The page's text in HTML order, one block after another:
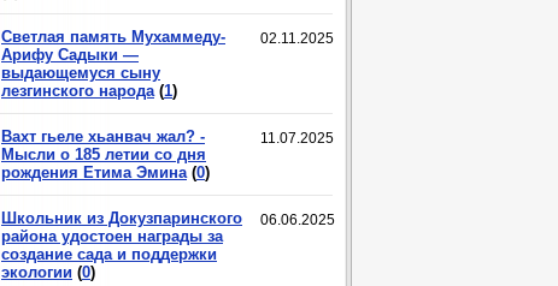
02.11.2025
Светлая память Мухаммеду-
Арифу Садыки —
выдающемуся сыну
лезгинского народа (1)
11.07.2025
Вахт гьеле хьанвач жал? -
Мысли о 185 летии со дня
рождения Етима Эмина (0)
06.06.2025
Школьник из Докузпаринского
района удостоен награды за
создание сада и поддержки
экологии (0)